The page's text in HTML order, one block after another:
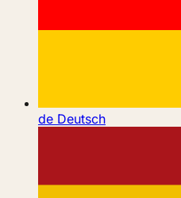
de Deutsch